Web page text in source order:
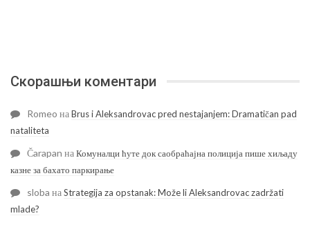
Скорашњи коментари
Romeo наBrus i Aleksandrovac pred nestajanjem: Dramatičan pad
nataliteta
Čarapan наКомуналци ћуте док саобраћајна полиција пише хиљаду
казне за бахато паркирање
sloba наStrategija za opstanak: Može li Aleksandrovac zadržati
mlade?